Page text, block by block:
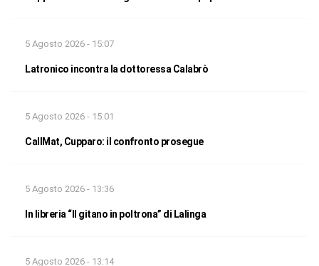
5 Agosto 2026 - 15:07
Latronico incontra la dottoressa Calabrò
5 Agosto 2026 - 15:01
CallMat, Cupparo: il confronto prosegue
5 Agosto 2026 - 13:36
In libreria “Il gitano in poltrona” di Lalinga
5 Agosto 2026 - 13:14